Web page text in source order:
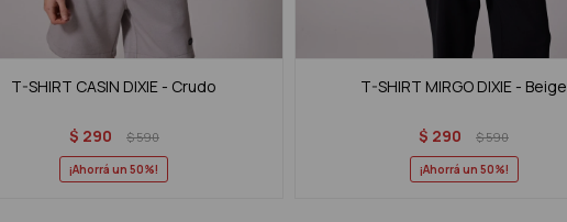
T-SHIRT CASIN DIXIE - Crudo
$ 290 $590
50
T-SHIRT MIRGO DIXIE - Beige
$ 290 $590
50